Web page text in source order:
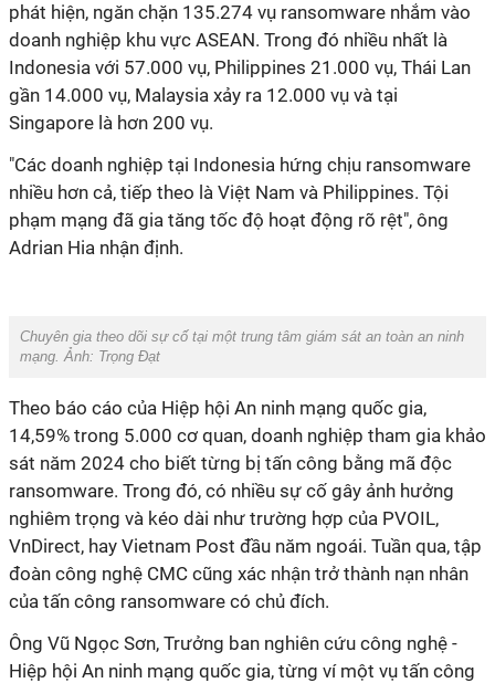
phát hiện, ngăn chặn 135.274 vụ ransomware nhắm vào
doanh nghiệp khu vực ASEAN. Trong đó nhiều nhất là
Indonesia với 57.000 vụ, Philippines 21.000 vụ, Thái Lan
gần 14.000 vụ, Malaysia xảy ra 12.000 vụ và tại
Singapore là hơn 200 vụ.
"Các doanh nghiệp tại Indonesia hứng chịu ransomware
nhiều hơn cả, tiếp theo là Việt Nam và Philippines. Tội
phạm mạng đã gia tăng tốc độ hoạt động rõ rệt", ông
Adrian Hia nhận định.
Chuyên gia theo dõi sự cố tại một trung tâm giám sát an toàn an ninh
mạng. Ảnh: Trọng Đạt
Theo báo cáo của Hiệp hội An ninh mạng quốc gia,
14,59% trong 5.000 cơ quan, doanh nghiệp tham gia khảo
sát năm 2024 cho biết từng bị tấn công bằng mã độc
ransomware. Trong đó, có nhiều sự cố gây ảnh hưởng
nghiêm trọng và kéo dài như trường hợp của PVOIL,
VnDirect, hay Vietnam Post đầu năm ngoái. Tuần qua, tập
đoàn công nghệ CMC cũng xác nhận trở thành nạn nhân
của tấn công ransomware có chủ đích.
Ông Vũ Ngọc Sơn, Trưởng ban nghiên cứu công nghệ -
Hiệp hội An ninh mạng quốc gia, từng ví một vụ tấn công